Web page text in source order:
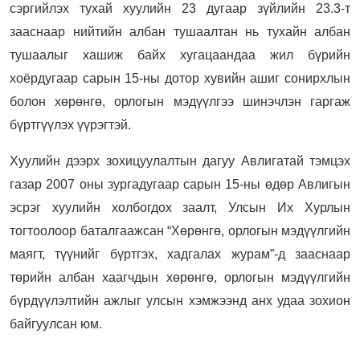
сэргийлэх тухай хуулийн 23 дугаар зүйлийн 23.3-т
зааснаар нийтийн албан тушаалтан нь тухайн албан
тушаалыг хашиж байх хугацаандаа жил бүрийн
хоёрдугаар сарын 15-ны дотор хувийн ашиг сонирхлын
болон хөрөнгө, орлогын мэдүүлгээ шинэчлэн гаргаж
бүртгүүлэх үүрэгтэй.
Хуулийн дээрх зохицуулалтын дагуу Авлигатай тэмцэх
газар 2007 оны зургадугаар сарын 15-ны өдөр Авлигын
эсрэг хуулийн холбогдох заалт, Улсын Их Хурлын
тогтоолоор баталгаажсан “Хөрөнгө, орлогын мэдүүлгийн
маягт, түүнийг бүртгэх, хадгалах журам”-д зааснаар
төрийн албан хаагчдын хөрөнгө, орлогын мэдүүлгийн
бүрдүүлэлтийн ажлыг улсын хэмжээнд анх удаа зохион
байгуулсан юм.